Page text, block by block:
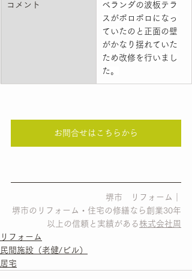
コメント
ベランダの波板テラ
スがボロボロになっ
ていたのと正面の壁
がかなり揺れていた
ため改修を行いまし
た。
お問合せはこちらから
堺市　リフォーム｜
堺市のリフォーム・住宅の修繕なら創業30年
以上の信頼と実績がある株式会社周
リフォーム
民間施設（老健/ビル）
居宅